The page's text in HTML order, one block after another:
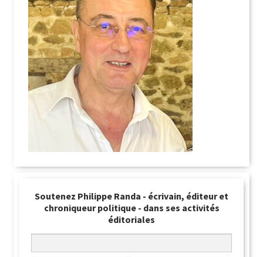
Soutenez Philippe Randa - écrivain, éditeur et
chroniqueur politique - dans ses activités
éditoriales